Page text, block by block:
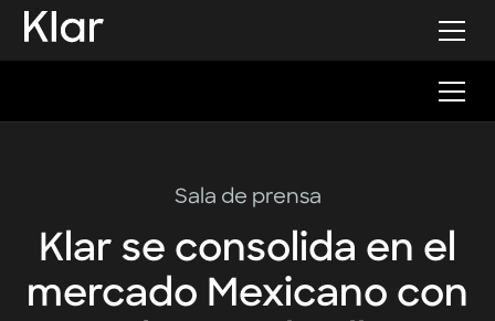
Sala de prensa
Klar se consolida en el
mercado Mexicano con